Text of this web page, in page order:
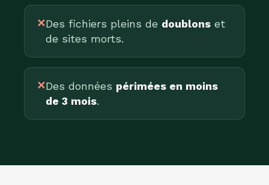
✕Des fichiers pleins de doublons et
de sites morts.
✕Des données périmées en moins
de 3 mois.